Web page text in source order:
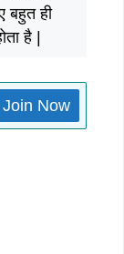
बहुत ही
है |
Join Now